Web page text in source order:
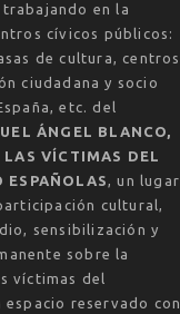
trabajando en la
cívicos públicos:
de cultura, centros
ciudadana y socio
etc. del
ÁNGEL BLANCO,
LAS VÍCTIMAS DEL
ESPAÑOLAS, un lugar
cultural,
sensibilización y
sobre la
víctimas del
reservado con